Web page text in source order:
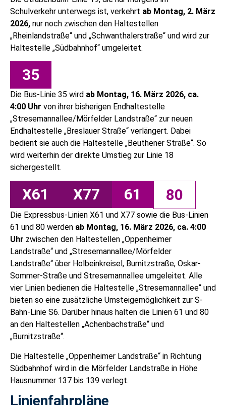
Schulverkehr unterwegs ist, verkehrt ab Montag, 2. März
2026, nur noch zwischen den Haltestellen
„Rheinlandstraße“ und „Schwanthalerstraße“ und wird zur
Haltestelle „Südbahnhof“ umgeleitet.
35
Die Bus-Linie 35 wird ab Montag, 16. März 2026, ca.
4:00 Uhr von ihrer bisherigen Endhaltestelle
„Stresemannallee/Mörfelder Landstraße“ zur neuen
Endhaltestelle „Breslauer Straße“ verlängert. Dabei
bedient sie auch die Haltestelle „Beuthener Straße“. So
wird weiterhin der direkte Umstieg zur Linie 18
sichergestellt.
X61 X77 61 80
Die Expressbus-Linien X61 und X77 sowie die Bus-Linien
61 und 80 werden ab Montag, 16. März 2026, ca. 4:00
Uhr zwischen den Haltestellen „Oppenheimer
Landstraße“ und „Stresemannallee/Mörfelder
Landstraße“ über Holbeinkreisel, Burnitzstraße, Oskar-
Sommer-Straße und Stresemannallee umgeleitet. Alle
vier Linien bedienen die Haltestelle „Stresemannallee“ und
bieten so eine zusätzliche Umsteigemöglichkeit zur S-
Bahn-Linie S6. Darüber hinaus halten die Linien 61 und 80
an den Haltestellen „Achenbachstraße“ und
„Burnitzstraße“.
Die Haltestelle „Oppenheimer Landstraße“ in Richtung
Südbahnhof wird in die Mörfelder Landstraße in Höhe
Hausnummer 137 bis 139 verlegt.
Linienfahrpläne